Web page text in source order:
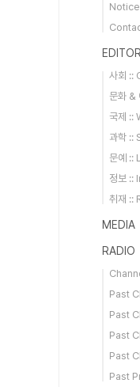
Notice
사회 ::
문화 &
국제 ::
과학 ::
문예 ::
정보 ::
취재 ::
MEDIA
RADIO
Past
Past
Past
Past
Past